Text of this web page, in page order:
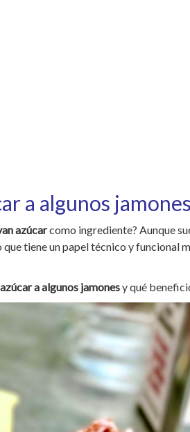
a algunos
azúcarcomo ingrediente? Aunque
que tiene un papel técnico y funcional
a algunos jamonesy qué